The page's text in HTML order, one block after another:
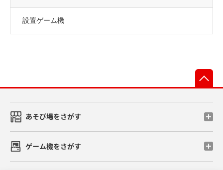
設置ゲーム機
あそび場をさがす
ゲーム機をさがす